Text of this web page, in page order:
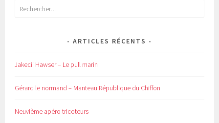
Rechercher :
ARTICLES RÉCENTS
Jakecii Hawser – Le pull marin
Gérard le normand – Manteau République du Chiffon
Neuvième apéro tricoteurs